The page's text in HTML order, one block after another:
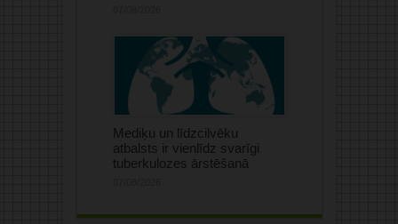
Mediķu un līdzcilvēku
atbalsts ir vienlīdz svarīgi
tuberkulozes ārstēšanā